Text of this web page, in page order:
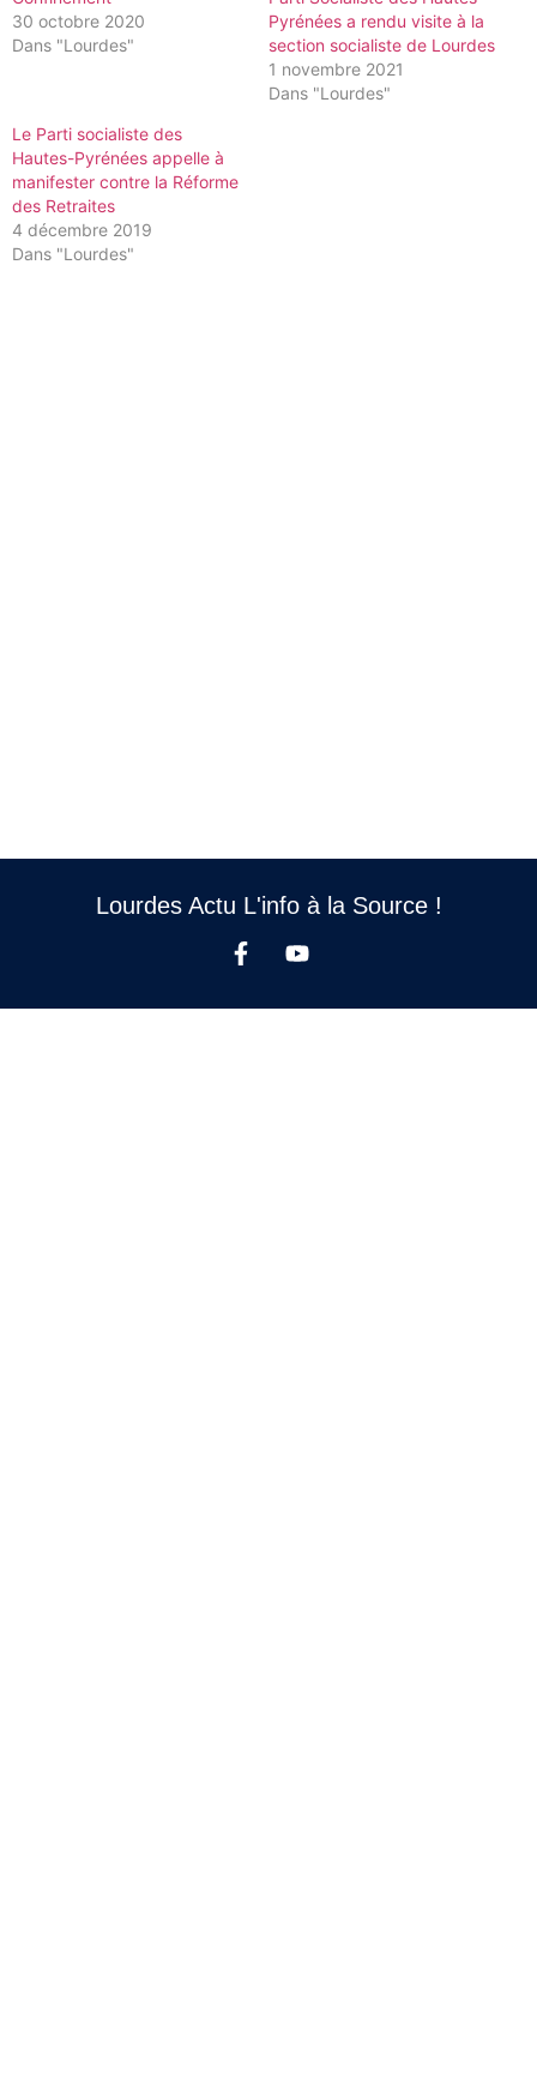
30 octobre 2020
Dans "Lourdes"
Pyrénées a rendu visite à la
section socialiste de Lourdes
1 novembre 2021
Dans "Lourdes"
Le Parti socialiste des
Hautes-Pyrénées appelle à
manifester contre la Réforme
des Retraites
4 décembre 2019
Dans "Lourdes"
Lourdes Actu L'info à la Source !